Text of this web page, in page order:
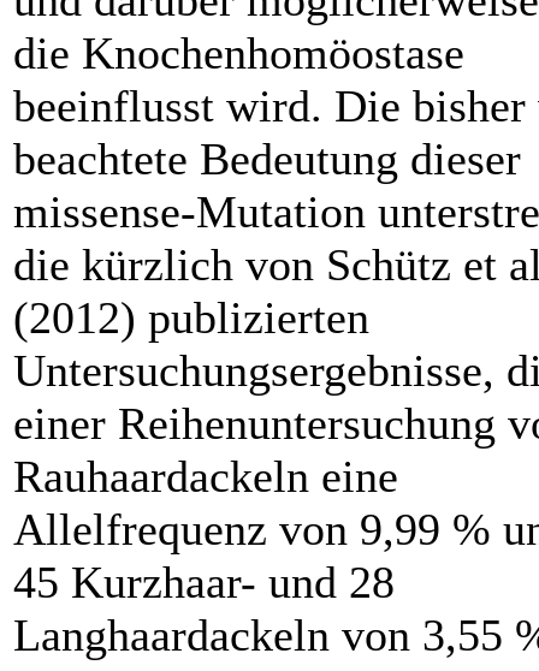
die Knochenhomöostase
beeinflusst wird. Die bisher
beachtete Bedeutung dieser
missense-Mutation
die kürzlich von Schütz et
(2012) publizierten
Untersuchungsergebnisse,
einer Reihenuntersuchung
Rauhaardackeln eine
Allelfrequenz von 9,99 %
45 Kurzhaar- und 28
Langhaardackeln von 3,55